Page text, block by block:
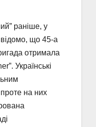
раніше, у
відомо, що 45-а
отримала
Українські
на них